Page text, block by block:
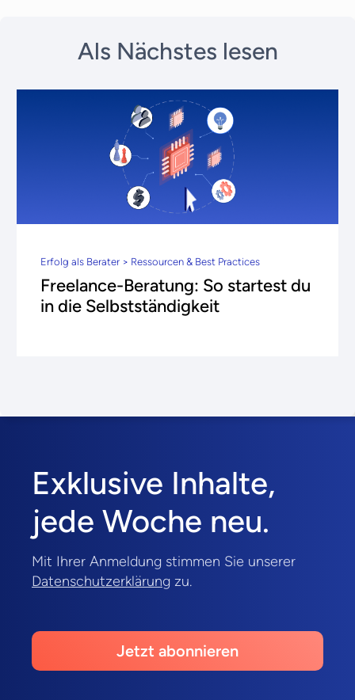
Als Nächstes lesen
Erfolg als Berater > Ressourcen & Best Practices
Freelance-Beratung: So startest du
in die Selbstständigkeit
Exklusive Inhalte,
jede Woche neu.
Mit Ihrer Anmeldung stimmen Sie unserer
Datenschutzerklärung zu.
Jetzt abonnieren